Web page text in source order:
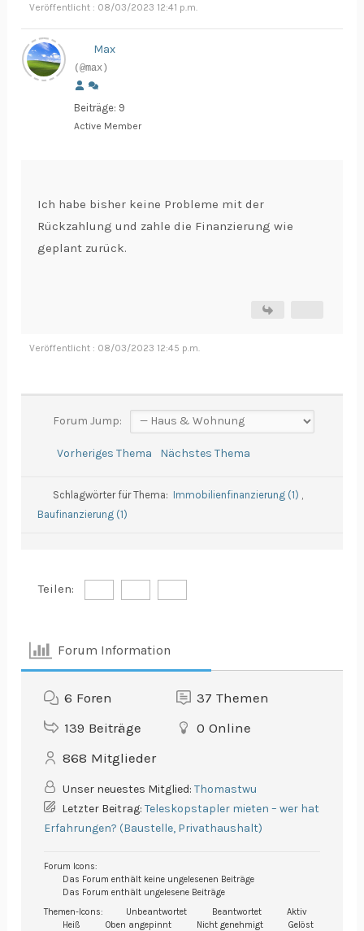
Veröffentlicht : 08/03/2023 12:41 p.m.
Max
(@max)
Beiträge: 9
Active Member
Ich habe bisher keine Probleme mit der
Rückzahlung und zahle die Finanzierung wie
geplant zurück.
Veröffentlicht : 08/03/2023 12:45 p.m.
Forum Jump:
Vorheriges Thema Nächstes Thema
Schlagwörter für Thema: Immobilienfinanzierung (1)
Baufinanzierung (1)
Teilen:
Forum Information
6 Foren 37 Themen
139 Beiträge 0 Online
868 Mitglieder
Unser neuestes Mitglied:Thomastwu
Letzter Beitrag:Teleskopstapler mieten – wer hat
Erfahrungen? (Baustelle, Privathaushalt)
Forum Icons:
Das Forum enthält keine ungelesenen Beiträge
Das Forum enthält ungelesene Beiträge
Themen-Icons:
Unbeantwortet Beantwortet
Aktiv
Heiß
Oben angepinnt Nicht genehmigt
Gelöst